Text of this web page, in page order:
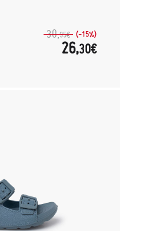
30,95€ (-15%)
26,30€